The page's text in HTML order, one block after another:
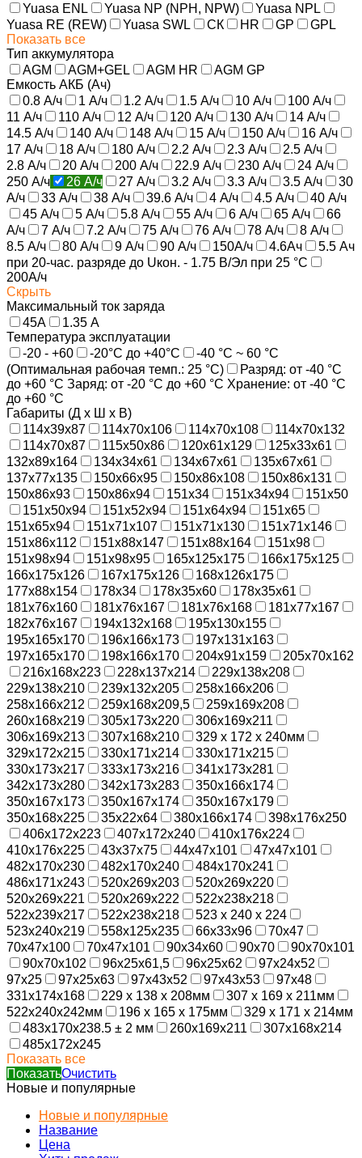
Yuasa ENL
Yuasa NP (NPH, NPW)
Yuasa NPL
Yuasa RE (REW)
Yuasa SWL СК HR GP
GPL
Показать все
Тип аккумулятора
AGM
AGM+GEL AGM HR
AGM GP
Емкость АКБ (Ач)
0.8 А/ч
1 А/ч 1.2 А/ч 1.5 А/ч 10 А/ч
100 А/ч
11 А/ч
110 А/ч 12 А/ч 120 А/ч 130 А/ч
14 А/ч
14.5 А/ч
140 А/ч 148 А/ч 15 А/ч 150 А/ч
16 А/ч
17 А/ч
18 А/ч 180 А/ч 2.2 А/ч 2.3 А/ч
2.5 А/ч
2.8 А/ч
20 А/ч 200 А/ч 22.9 А/ч 230 А/ч
24 А/ч
250 А/ч
26 А/ч 27 А/ч 3.2 А/ч 3.3 А/ч 3.5 А/ч
30
А/ч
33 А/ч 38 А/ч 39.6 А/ч 4 А/ч 4.5 А/ч
40 А/ч
45 А/ч
5 А/ч 5.8 А/ч 55 А/ч 6 А/ч 65 А/ч
66
А/ч
7 А/ч 7.2 А/ч 75 А/ч 76 А/ч 78 А/ч
8 А/ч
8.5 А/ч
80 А/ч 9 А/ч 90 А/ч 150А/ч 4.6Ач
5.5 Aч
при 20-час. разряде до Uкон. - 1.75 В/Эл при 25 °C
200А/ч
Скрыть
Максимальный ток заряда
45А
1.35 A
Температура эксплуатации
-20 - +60
-20°С до +40°С
-40 °C ~ 60 °C
(Оптимальная рабочая темп.: 25 °C)
Разряд: от -40 °С
до +60 °С Заряд: от -20 °С до +60 °С Хранение: от -40 °С
до +60 °С
Габариты (Д х Ш х В)
114x39x87
114x70x106 114x70x108
114x70x132
114x70x87
115x50x86 120x61x129
125x33x61
132x89x164
134x34x61 134x67x61
135x67x61
137x77x135
150x66x95 150x86x108
150x86x131
150x86x93
150x86x94 151x34 151x34x94
151x50
151x50x94
151x52x94 151x64x94
151x65
151x65x94
151x71x107 151x71x130
151x71x146
151x86x112
151x88x147 151x88x164
151x98
151x98x94
151x98x95 165x125x175
166x175x125
166x175x126
167x175x126
168x126x175
177x88x154
178x34 178x35x60
178x35x61
181x76x160
181x76x167 181x76x168
181x77x167
182x76x167
194x132x168
195x130x155
195x165x170
196x166x173
197x131x163
197x165x170
198x166x170 204x91x159
205x70x162
216x168x223
228x137x214
229x138x208
229x138x210
239x132x205
258x166x206
258x166x212
259x168x209,5
259x169x208
260x168x219
305x173x220
306x169x211
306x169x213
307x168x210
329 х 172 х 240мм
329x172x215
330x171x214
330x171x215
330x173x217
333x173x216
341x173x281
342x173x280
342x173x283
350x166x174
350x167x173
350x167x174
350x167x179
350x168x225
35x22x64 380x166x174
398x176x250
406x172x223
407x172x240
410x176x224
410x176x225
43x37x75 44x47x101
47x47x101
482x170x230
482x170x240
484x170x241
486x171x243
520x269x203
520x269x220
520x269x221
520x269x222
522x238x218
522x239x217
522х238х218
523 х 240 х 224
523x240x219
558x125x235 66x33x96
70x47
70x47x100
70x47x101 90x34x60 90x70
90x70x101
90x70x102
96x25x61,5 96x25x62
97x24x52
97x25
97x25x63 97x43x52 97x43x53
97x48
331х174х168
229 x 138 x 208мм
307 x 169 x 211мм
522х240х242мм
196 x 165 x 175мм
329 x 171 x 214мм
483х170х238.5 ± 2 мм
260х169х211
307х168х214
485x172x245
Показать все
ПоказатьОчистить
Новые и популярные
Новые и популярные
Название
Цена